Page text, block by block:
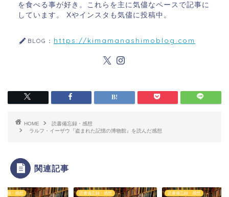
を食べる事が好き。これらを主に気儘なペースで記事に
しています。 Xやインスタも気儘に投稿中。
BLOG： https://kimamanashimoblog.com
HOME
読書備忘録・感想
ラルフ・イーザウ『盗まれた記憶の博物館』を読んだ感想
関連記事
忘録・感想 読書備忘録・感想 読書備忘録・感想